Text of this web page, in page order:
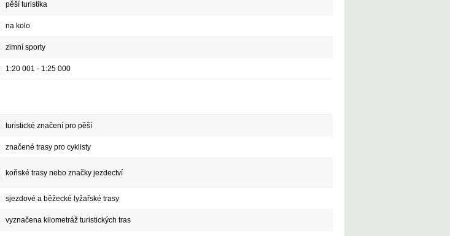
pěší turistika
na kolo
zimní sporty
1:20 001 - 1:25 000
turistické značení pro pěší
značené trasy pro cyklisty
koňské trasy nebo značky jezdectví
sjezdové a běžecké lyžařské trasy
vyznačena kilometráž turistických tras